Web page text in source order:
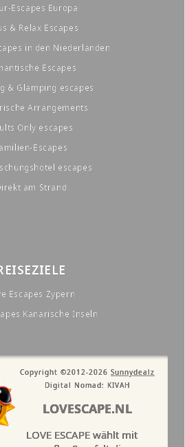
Escapes Europa
& Relax Escapes
in den Niederlanden
Escapes
& Glamping escapes
Arrangements
Only escapes
Escapes
escapes
am Strand
Escapes Zypern
Kanarische Inseln
Copyright ©2012-2026 Sunnydealz
Digital Nomad: KIVAH
LOVESCAPE.NL
LOVE ESCAPE wählt mit